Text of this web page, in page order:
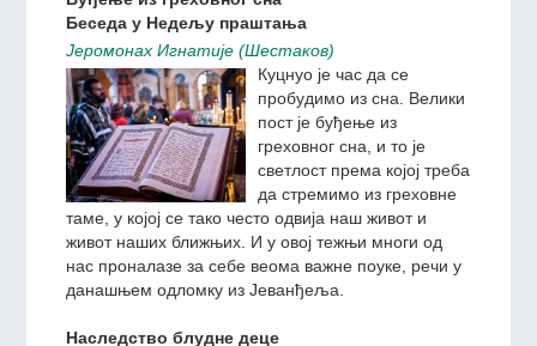
животних проблема, али
још увек не могу у
потпуности да схвате, и нису проживели животним
искуством шта значи истинска храна за човека и
његову бесмртну душу.
Буђење из греховног сна
Беседа у Недељу праштања
Jeромонах Игнатиjе (Шестаков)
Куцнуо је час да се
пробудимо из сна. Велики
пост је буђење из
светлост према којој треба